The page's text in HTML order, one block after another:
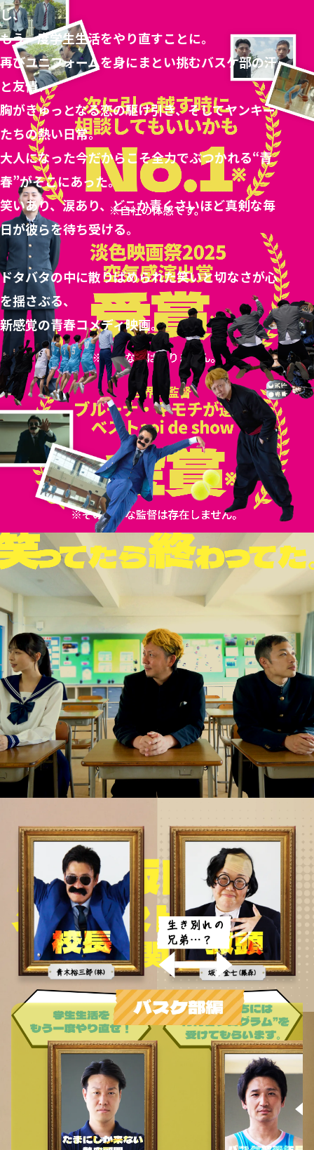
し、
もう一度学生生活をやり直すことに。
再びユニフォームを身にまとい挑むバスケ部の汗
と友情、
胸がきゅっとなる恋の駆け引き、そしてヤンキー
たちの熱い日常。
大人になった今だからこそ全力でぶつかれる“青
春”がそこにあった。
笑いあり、涙あり、どこか青くさいほど真剣な毎
日が彼らを待ち受ける。
ドタバタの中に散りばめられた笑いと切なさが心
を揺さぶる、
新感覚の青春コメディ映画。